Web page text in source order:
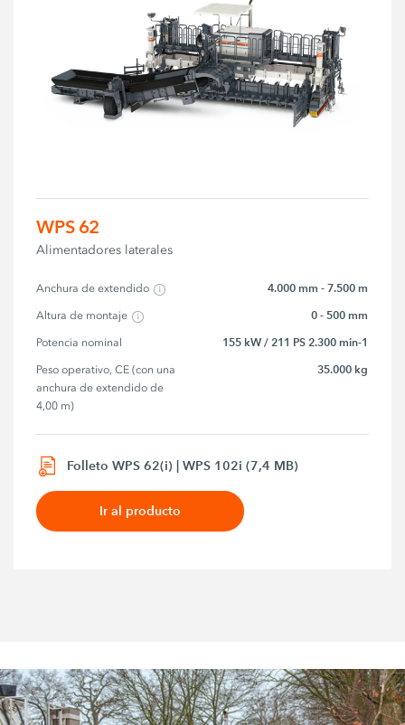
WPS 62
Alimentadores laterales
Anchura de extendido 4.000 mm - 7.500 m
Altura de montaje 0 - 500 mm
Potencia nominal 155 kW / 211 PS 2.300 min-1
Peso operativo, CE (con una
anchura de extendido de
4,00 m)
35.000 kg
Folleto WPS 62(i) | WPS 102i (7,4 MB)
Ir al producto